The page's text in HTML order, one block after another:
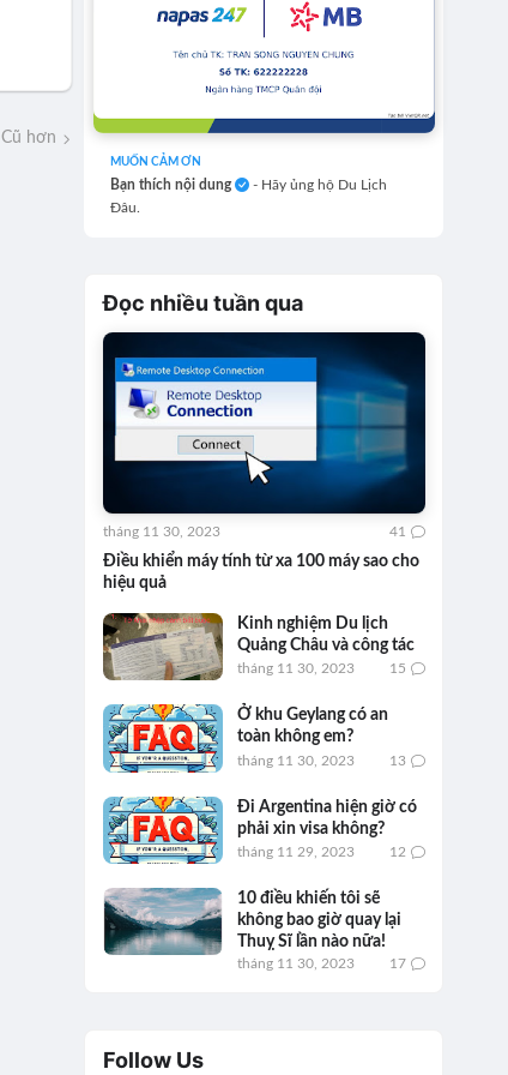
Cũ hơn
MUỐN CẢM ƠN
Bạn thích nội dung
- Hãy ủng hộ Du Lịch
Đâu.
Đọc nhiều tuần qua
Điều khiển máy tính từ xa 100 máy sao cho
hiệu quả
tháng 11 30, 2023 41
Kinh nghiệm Du lịch
Quảng Châu và công tác
tháng 11 30, 2023 15
Ở khu Geylang có an
toàn không em?
tháng 11 30, 2023 13
Đi Argentina hiện giờ có
phải xin visa không?
tháng 11 29, 2023 12
10 điều khiến tôi sẽ
không bao giờ quay lại
Thuỵ Sĩ lần nào nữa!
tháng 11 30, 2023 17
Follow Us